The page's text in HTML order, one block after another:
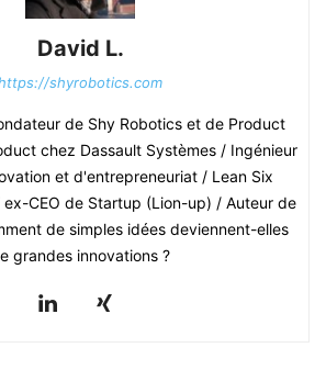
David L.
shyrobotics.com
de Shy Robotics et de Product
chez Dassault Systèmes / Ingénieur
et d'entrepreneuriat / Lean Six
ex-CEO de Startup (Lion-up) / Auteur de
de simples idées deviennent-elles
grandes innovations ?